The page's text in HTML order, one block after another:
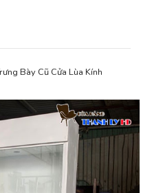
Bày Cũ Cửa Lùa Kính